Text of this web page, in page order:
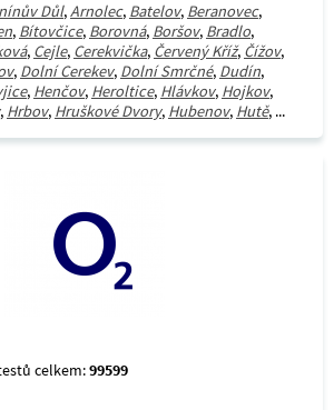
Důl,Arnolec, Batelov, Beranovec,
, Bítovčice, Borovná, Boršov, Bradlo,
, Cejle, Cerekvička, Červený Kříž, Čížov,
, Dolní Cerekev, Dolní Smrčné, Dudín,
, Henčov, Heroltice, Hlávkov, Hojkov,
, Hrbov, Hruškové Dvory, Hubenov, Hutě, ...
celkem:99599